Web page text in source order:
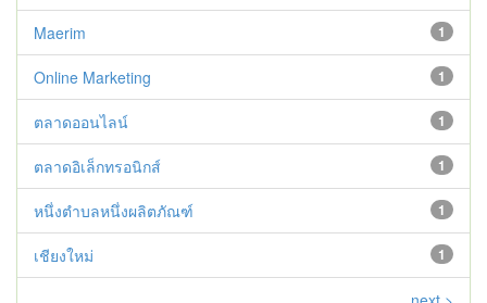
1
Maerim
1
Online Marketing
1
ตลาดออนไลน์
1
ตลาดอิเล็กทรอนิกส์
1
หนึ่งตำบลหนึ่งผลิตภัณฑ์
1
เชียงใหม่